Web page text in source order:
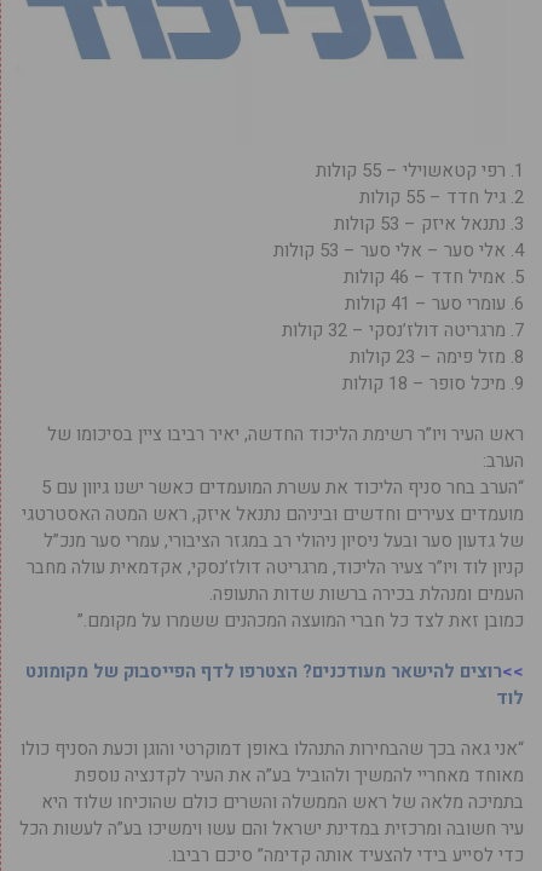
1. רפי קטאשוילי – 55 קולות
2. גיל חדד – 55 קולות
3. נתנאל איזק – 53 קולות
4. אלי סער – אלי סער – 53 קולות
5. אמיל חדד – 46 קולות
6. עומרי סער – 41 קולות
7. מרגריטה דולז’נסקי – 32 קולות
8. מזל פימה – 23 קולות
9. מיכל סופר – 18 קולות
ראש העיר ויו”ר רשימת הליכוד החדשה, יאיר רביבו ציין בסיכומו של
הערב:
“הערב בחר סניף הליכוד את עשרת המועמדים כאשר ישנו גיוון עם 5
מועמדים צעירים וחדשים וביניהם נתנאל איזק, ראש המטה האסטרטגי
של גדעון סער ובעל ניסיון ניהולי רב במגזר הציבורי, עמרי סער מנכ”ל
קניון לוד ויו”ר צעיר הליכוד, מרגריטה דולז’נסקי, אקדמאית עולה מחבר
העמים ומנהלת בכירה ברשות שדות התעופה.
כמובן זאת לצד כל חברי המועצה המכהנים ששמרו על מקומם.”
>>רוצים להישאר מעודכנים? הצטרפו לדף הפייסבוק של מקומונט
לוד
“אני גאה בכך שהבחירות התנהלו באופן דמוקרטי והוגן וכעת הסניף כולו
מאוחד מאחריי להמשיך ולהוביל בע”ה את העיר לקדנציה נוספת
בתמיכה מלאה של ראש הממשלה והשרים כולם שהוכיחו שלוד היא
עיר חשובה ומרכזית במדינת ישראל והם עשו וימשיכו בע”ה לעשות הכל
כדי לסייע בידי להצעיד אותה קדימה” סיכם רביבו.